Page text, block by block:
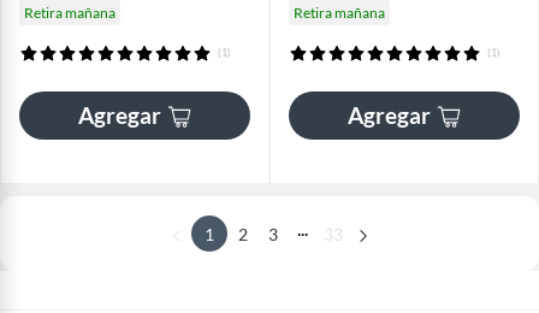
Retira mañana
(1)
Agregar
Retira mañana
(1)
Agregar
1 2 3 ... 33